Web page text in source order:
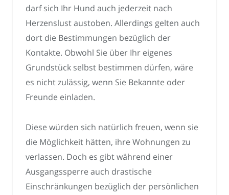
darf sich Ihr Hund auch jederzeit nach
Herzenslust austoben. Allerdings gelten auch
dort die Bestimmungen bezüglich der
Kontakte. Obwohl Sie über Ihr eigenes
Grundstück selbst bestimmen dürfen, wäre
es nicht zulässig, wenn Sie Bekannte oder
Freunde einladen.
Diese würden sich natürlich freuen, wenn sie
die Möglichkeit hätten, ihre Wohnungen zu
verlassen. Doch es gibt während einer
Ausgangssperre auch drastische
Einschränkungen bezüglich der persönlichen